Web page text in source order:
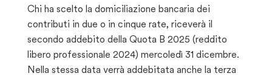
Chi ha scelto la domiciliazione bancaria dei
contributi in due o in cinque rate, riceverà il
secondo addebito della Quota B 2025 (reddito
libero professionale 2024) mercoledì 31 dicembre.
Nella stessa data verrà addebitata anche la terza